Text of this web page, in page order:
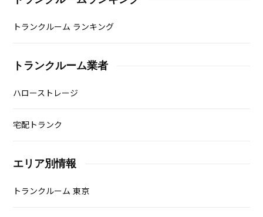
トランクルーム ランキング
トランクルーム業者
ハローストレージ
宅配トランク
エリア別情報
トランクルーム 東京